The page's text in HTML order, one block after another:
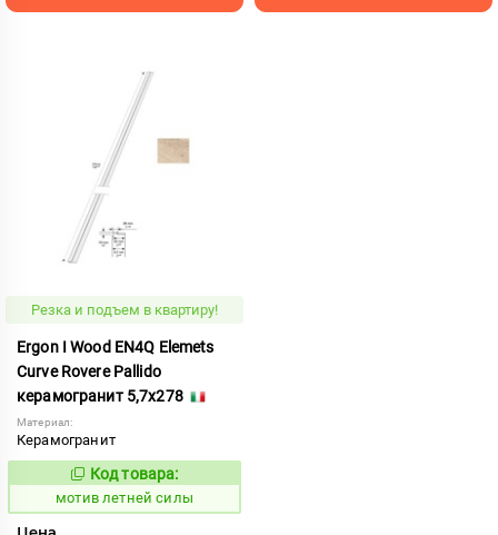
Резка и подъем в квартиру!
Ergon I Wood EN4Q Elemets
Curve Rovere Pallido
керамогранит 5,7x278
Материал:
Керамогранит
1037213
Код товара:
мотив летней силы